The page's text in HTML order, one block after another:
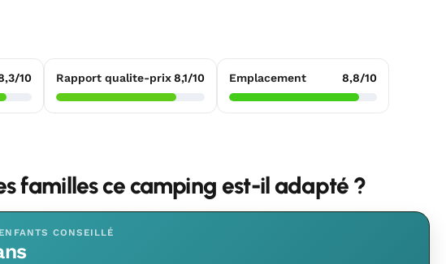
10 Rapport qualite-prix8,1/10 Emplacement 8,8/10
familles ce camping est-il adapté ?
CONSEILLÉ